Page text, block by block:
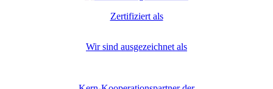
Zertifiziert als
Wir sind ausgezeichnet als